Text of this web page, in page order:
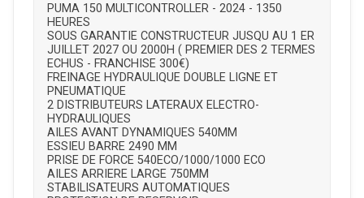
PUMA 150 MULTICONTROLLER - 2024 - 1350
HEURES
SOUS GARANTIE CONSTRUCTEUR JUSQU AU 1 ER
JUILLET 2027 OU 2000H ( PREMIER DES 2 TERMES
ECHUS - FRANCHISE 300€)
FREINAGE HYDRAULIQUE DOUBLE LIGNE ET
PNEUMATIQUE
2 DISTRIBUTEURS LATERAUX ELECTRO-
HYDRAULIQUES
AILES AVANT DYNAMIQUES 540MM
ESSIEU BARRE 2490 MM
PRISE DE FORCE 540ECO/1000/1000 ECO
AILES ARRIERE LARGE 750MM
STABILISATEURS AUTOMATIQUES